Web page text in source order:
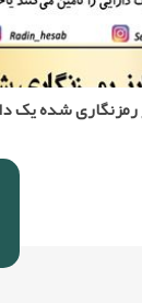
رمزنگاری شده یک